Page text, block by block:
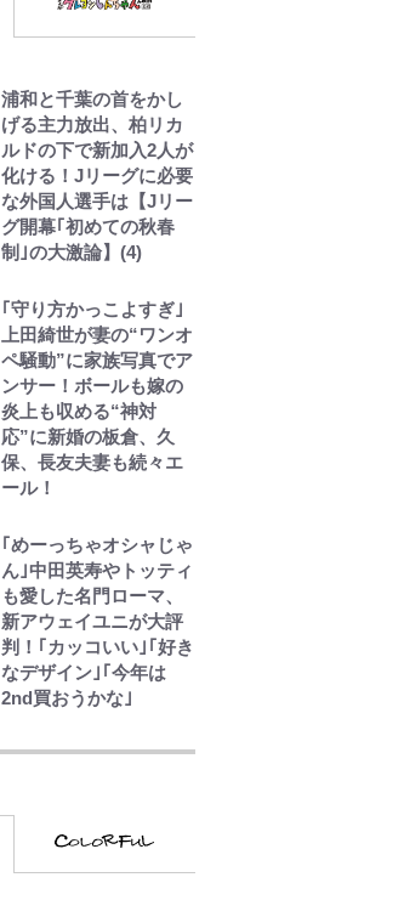
浦和と千葉の首をかし
げる主力放出、柏リカ
ルドの下で新加入2人が
化ける！Jリーグに必要
な外国人選手は【Jリー
グ開幕｢初めての秋春
制｣の大激論】(4)
｢守り方かっこよすぎ｣
上田綺世が妻の“ワンオ
ペ騒動”に家族写真でア
ンサー！ボールも嫁の
炎上も収める“神対
応”に新婚の板倉、久
保、長友夫妻も続々エ
ール！
｢めーっちゃオシャじゃ
ん｣中田英寿やトッティ
も愛した名門ローマ、
新アウェイユニが大評
判！｢カッコいい｣｢好き
なデザイン｣｢今年は
2nd買おうかな｣
でっかい男になりたい